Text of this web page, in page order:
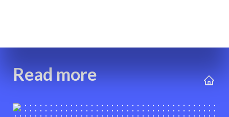
Read more